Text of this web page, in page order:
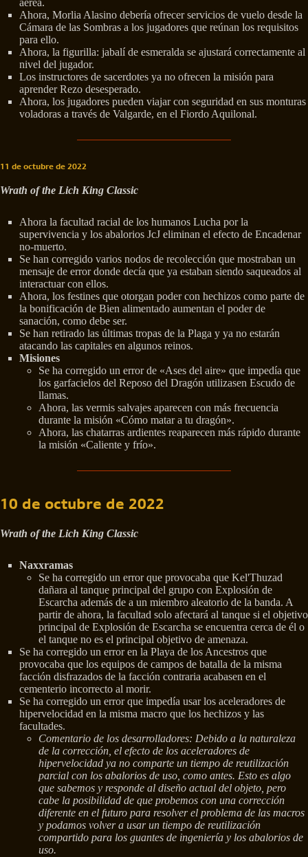
Ahora, Morlia Alasino debería ofrecer servicios de vuelo desde la
Cámara de las Sombras a los jugadores que reúnan los requisitos
para ello.
Ahora, la figurilla: jabalí de esmeralda se ajustará correctamente al
nivel del jugador.
Los instructores de sacerdotes ya no ofrecen la misión para
aprender Rezo desesperado.
Ahora, los jugadores pueden viajar con seguridad en sus monturas
voladoras a través de Valgarde, en el Fiordo Aquilonal.
11 de octubre de 2022
Wrath of the Lich King Classic
Ahora la facultad racial de los humanos Lucha por la
supervivencia y los abalorios JcJ eliminan el efecto de Encadenar
no-muerto.
Se han corregido varios nodos de recolección que mostraban un
mensaje de error donde decía que ya estaban siendo saqueados al
interactuar con ellos.
Ahora, los festines que otorgan poder con hechizos como parte de
la bonificación de Bien alimentado aumentan el poder de
sanación, como debe ser.
Se han retirado las últimas tropas de la Plaga y ya no estarán
atacando las capitales en algunos reinos.
Misiones
Se ha corregido un error de «Ases del aire» que impedía que
los garfacielos del Reposo del Dragón utilizasen Escudo de
llamas.
Ahora, las vermis salvajes aparecen con más frecuencia
durante la misión «Cómo matar a tu dragón».
Ahora, las chatarras ardientes reaparecen más rápido durante
la misión «Caliente y frío».
10 de octubre de 2022
Wrath of the Lich King Classic
Naxxramas
Se ha corregido un error que provocaba que Kel'Thuzad
dañara al tanque principal del grupo con Explosión de
Escarcha además de a un miembro aleatorio de la banda. A
partir de ahora, la facultad solo afectará al tanque si el objetivo
principal de Explosión de Escarcha se encuentra cerca de él o
el tanque no es el principal objetivo de amenaza.
Se ha corregido un error en la Playa de los Ancestros que
provocaba que los equipos de campos de batalla de la misma
facción disfrazados de la facción contraria acabasen en el
cementerio incorrecto al morir.
Se ha corregido un error que impedía usar los aceleradores de
hipervelocidad en la misma macro que los hechizos y las
facultades.
Comentario de los desarrolladores: Debido a la naturaleza
de la corrección, el efecto de los aceleradores de
hipervelocidad ya no comparte un tiempo de reutilización
parcial con los abalorios de uso, como antes. Esto es algo
que sabemos y responde al diseño actual del objeto, pero
cabe la posibilidad de que probemos con una corrección
diferente en el futuro para resolver el problema de las macros
y podamos volver a usar un tiempo de reutilización
compartido para los guantes de ingeniería y los abalorios de
uso.